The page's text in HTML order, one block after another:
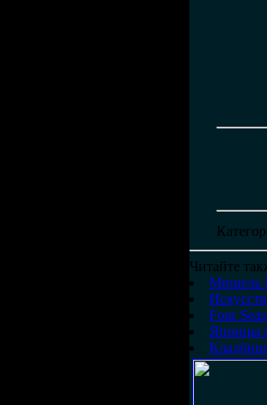
Читайте
Мишель
Four
Японцы